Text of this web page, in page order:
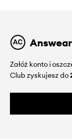
Załóż konto i
Club zyskujesz do